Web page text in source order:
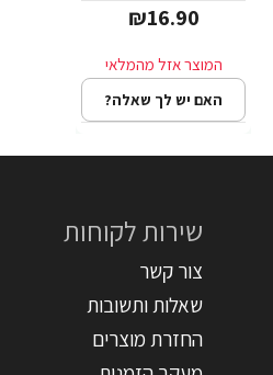
₪16.90
האם יש לך שאלה?
שירות לקוחות
צור קשר
שאלות ותשובות
החזרת מוצרים